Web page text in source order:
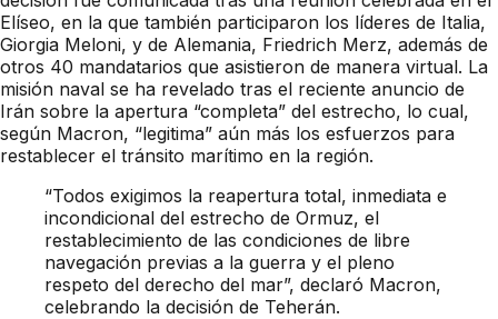
Elíseo, en la que también participaron los líderes de Italia,
Giorgia Meloni, y de Alemania, Friedrich Merz, además de
otros 40 mandatarios que asistieron de manera virtual. La
misión naval se ha revelado tras el reciente anuncio de
Irán sobre la apertura “completa” del estrecho, lo cual,
según Macron, “legitima” aún más los esfuerzos para
restablecer el tránsito marítimo en la región.
“Todos exigimos la reapertura total, inmediata e
incondicional del estrecho de Ormuz, el
restablecimiento de las condiciones de libre
navegación previas a la guerra y el pleno
respeto del derecho del mar”, declaró Macron,
celebrando la decisión de Teherán.